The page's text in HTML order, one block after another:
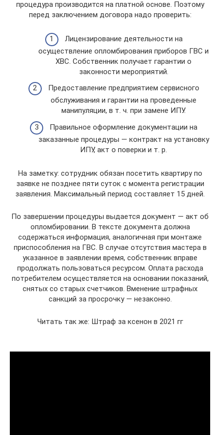
процедура производится на платной основе. Поэтому
перед заключением договора надо проверить:
Лицензирование деятельности на
осуществление опломбирования приборов ГВС и
ХВС. Собственник получает гарантии о
законности мероприятий.
Предоставление предприятием сервисного
обслуживания и гарантии на проведенные
манипуляции, в т. ч. при замене ИПУ.
Правильное оформление документации на
заказанные процедуры — контракт на установку
ИПУ, акт о поверки и т. р.
На заметку: сотрудник обязан посетить квартиру по
заявке не позднее пяти суток с момента регистрации
заявления. Максимальный период составляет 15 дней.
По завершении процедуры выдается документ — акт об
опломбировании. В тексте документа должна
содержаться информация, аналогичная при монтаже
приспособления на ГВС. В случае отсутствия мастера в
указанное в заявлении время, собственник вправе
продолжать пользоваться ресурсом. Оплата расхода
потребителем осуществляется на основании показаний,
снятых со старых счетчиков. Вменение штрафных
санкций за просрочку — незаконно.
Читать так же: Штраф за ксенон в 2021 гг